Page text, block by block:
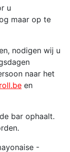
u
maar op te
nodigen wij u
naar het
en
bar ophaalt.
-